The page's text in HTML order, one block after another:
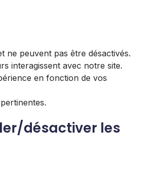
ne peuvent pas être désactivés.
interagissent avec notre site.
en fonction de vos
désactiver les